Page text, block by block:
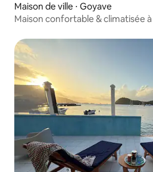
Maison de ville ⋅ Goyave
Maison confortable & climatisée